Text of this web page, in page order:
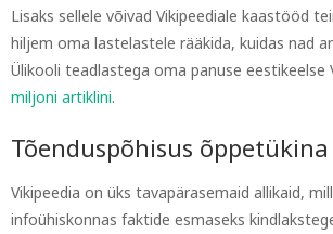
Lisaks sellele võivad Vikipeediale kaastööd
hiljem oma lastelastele rääkida, kuidas nad
Ülikooli teadlastega oma panuse eestikeelse
miljoni artiklini.
Tõenduspõhisus õppetükina
Vikipeedia on üks tavapärasemaid allikaid,
infoühiskonnas faktide esmaseks